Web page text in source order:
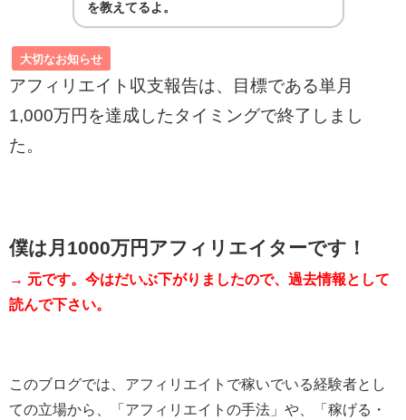
を教えてるよ。
大切なお知らせ
アフィリエイト収支報告は、目標である単月
1,000万円を達成したタイミングで終了しまし
た。
僕は月1000万円アフィリエイターです！
→ 元です。今はだいぶ下がりましたので、過去情報として
読んで下さい。
このブログでは、アフィリエイトで稼いでいる経験者とし
ての立場から、「アフィリエイトの手法」や、「稼げる・